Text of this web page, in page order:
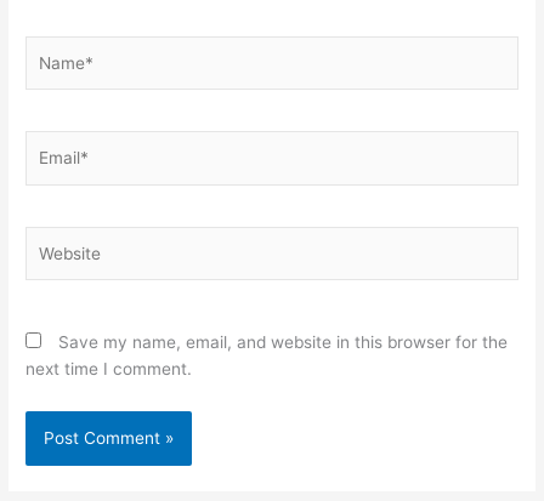
Save my name, email, and website in this browser for the
next time I comment.